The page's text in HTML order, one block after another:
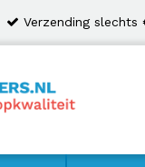
Verzending slechts